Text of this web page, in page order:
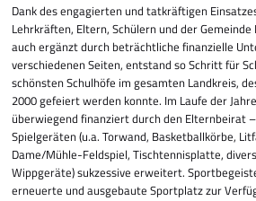
Dank des engagierten und tatkräftigen
Lehrkräften, Eltern, Schülern und der
auch ergänzt durch beträcht­liche finanzielle
verschiedenen Seiten, entstand so Schritt für
schönsten Schulhöfe im gesamten Land­kreis,
2000 gefeiert werden konnte. Im Laufe der
überwiegend finanziert durch den Elternbeirat
Spielgeräten (u.a. Torwand, Basket­ball­körbe,
Dame/Mühle­-Feld­spiel, Tischtennis­platte,
Wippgeräte) sukzessive erweitert.
erneuerte und ausgebaute Sportplatz zur